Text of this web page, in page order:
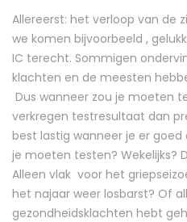
Allereerst: het verloop van de
we komen bijvoorbeeld ,
IC terecht. Sommigen
klachten en de meesten
Dus wanneer zou je moeten
verkregen testresultaat dan
best lastig wanneer je er goed
je moeten testen? Wekelijks?
Alleen vlak voor het
het najaar weer losbarst? Of
gezondheidsklachten hebt